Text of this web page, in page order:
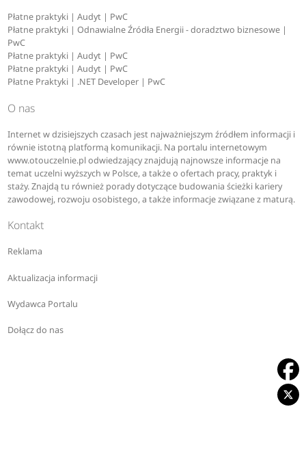
Płatne praktyki | Audyt | PwC
Płatne praktyki | Odnawialne Źródła Energii - doradztwo biznesowe |
PwC
Płatne praktyki | Audyt | PwC
Płatne praktyki | Audyt | PwC
Płatne Praktyki | .NET Developer | PwC
O nas
Internet w dzisiejszych czasach jest najważniejszym źródłem informacji i
równie istotną platformą komunikacji. Na portalu internetowym
www.otouczelnie.pl odwiedzający znajdują najnowsze informacje na
temat uczelni wyższych w Polsce, a także o ofertach pracy, praktyk i
staży. Znajdą tu również porady dotyczące budowania ścieżki kariery
zawodowej, rozwoju osobistego, a także informacje związane z maturą.
Kontakt
Reklama
Aktualizacja informacji
Wydawca Portalu
Dołącz do nas